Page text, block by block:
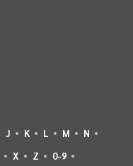
J K L M
N
X Z 0-9